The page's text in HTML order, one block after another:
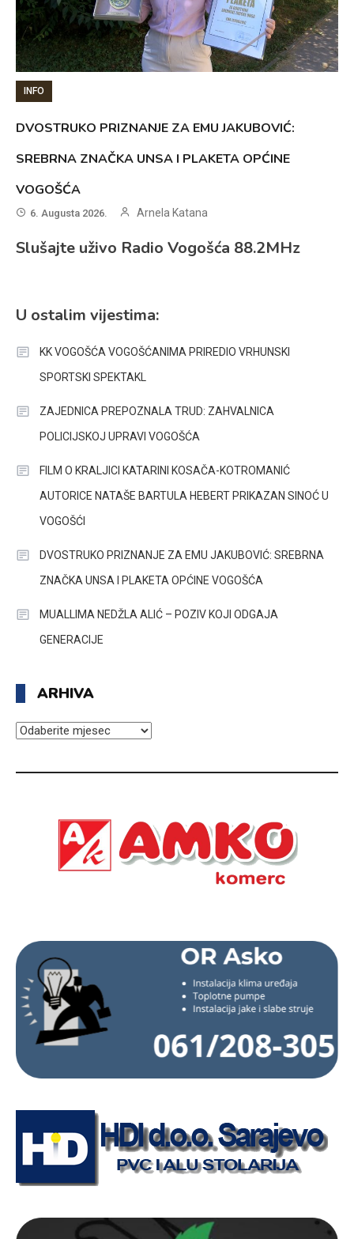
INFO
DVOSTRUKO PRIZNANJE ZA EMU JAKUBOVIĆ:
SREBRNA ZNAČKA UNSA I PLAKETA OPĆINE
VOGOŠĆA
6. Augusta 2026. Arnela Katana
Slušajte uživo Radio Vogošća 88.2MHz
U ostalim vijestima:
KK VOGOŠĆA VOGOŠĆANIMA PRIREDIO VRHUNSKI
SPORTSKI SPEKTAKL
ZAJEDNICA PREPOZNALA TRUD: ZAHVALNICA
POLICIJSKOJ UPRAVI VOGOŠĆA
FILM O KRALJICI KATARINI KOSAČA-KOTROMANIĆ
AUTORICE NATAŠE BARTULA HEBERT PRIKAZAN SINOĆ U
VOGOŠĆI
DVOSTRUKO PRIZNANJE ZA EMU JAKUBOVIĆ: SREBRNA
ZNAČKA UNSA I PLAKETA OPĆINE VOGOŠĆA
MUALLIMA NEDŽLA ALIĆ – POZIV KOJI ODGAJA
GENERACIJE
ARHIVA
ARHIVA